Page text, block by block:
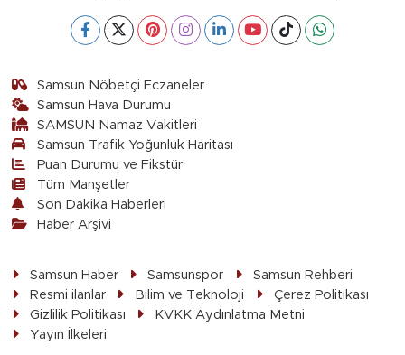
Samsun Nöbetçi Eczaneler
Samsun Hava Durumu
SAMSUN Namaz Vakitleri
Samsun Trafik Yoğunluk Haritası
Puan Durumu ve Fikstür
Tüm Manşetler
Son Dakika Haberleri
Haber Arşivi
Samsun Haber Samsunspor
Samsun Rehberi
Resmi ilanlar
Bilim ve Teknoloji
Çerez Politikası
Gizlilik Politikası
KVKK Aydınlatma Metni
Yayın İlkeleri